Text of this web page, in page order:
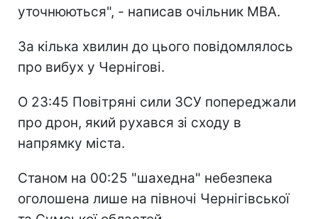
уточнюються", - написав очільник МВА.
За кілька хвилин до цього повідомлялось
про вибух у Чернігові.
О 23:45 Повітряні сили ЗСУ попереджали
про дрон, який рухався зі сходу в
напрямку міста.
Станом на 00:25 "шахедна" небезпека
оголошена лише на півночі Чернігівської